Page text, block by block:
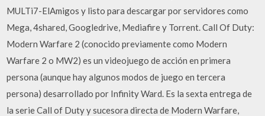
MULTi7-ElAmigos y listo para descargar por servidores como
Mega, 4shared, Googledrive, Mediafire y Torrent. Call Of Duty:
Modern Warfare 2 (conocido previamente como Modern
Warfare 2 o MW2) es un videojuego de acción en primera
persona (aunque hay algunos modos de juego en tercera
persona) desarrollado por Infinity Ward. Es la sexta entrega de
la serie Call of Duty y sucesora directa de Modern Warfare,